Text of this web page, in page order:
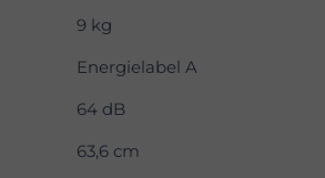
9 kg
Energielabel A
64 dB
63,6 cm